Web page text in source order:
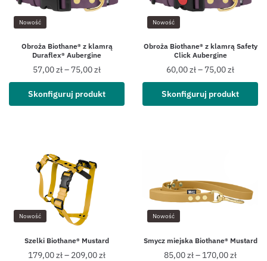
Nowość
Obroża Biothane® z klamrą
Duraflex® Aubergine
57,00zł– 75,00zł
Skonfiguruj produkt
Nowość
Obroża Biothane® z klamrą Safety
Click Aubergine
60,00zł– 75,00zł
Skonfiguruj produkt
Nowość
Szelki Biothane® Mustard
179,00zł– 209,00zł
Nowość
Smycz miejska Biothane® Mustard
85,00zł– 170,00zł